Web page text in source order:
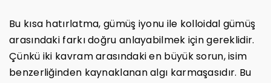
Bu kısa hatırlatma, gümüş iyonu ile kolloidal gümüş
arasındaki farkı doğru anlayabilmek için gereklidir.
Çünkü iki kavram arasındaki en büyük sorun, isim
benzerliğinden kaynaklanan algı karmaşasıdır. Bu